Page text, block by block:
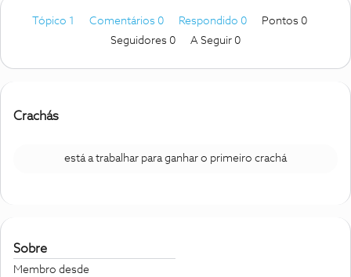
Tópico 1 Comentários 0 Respondido 0
Pontos 0
Seguidores 0 A Seguir 0
Crachás
está a trabalhar para ganhar o primeiro crachá
Sobre
Membro desde